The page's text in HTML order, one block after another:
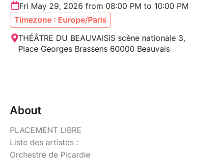
Fri May 29, 2026 from 08:00 PM to 10:00 PM
Timezone : Europe/Paris
THÉÂTRE DU BEAUVAISIS scène nationale 3,
Place Georges Brassens 60000 Beauvais
About
PLACEMENT LIBRE
Liste des artistes :
Orchestre de Picardie